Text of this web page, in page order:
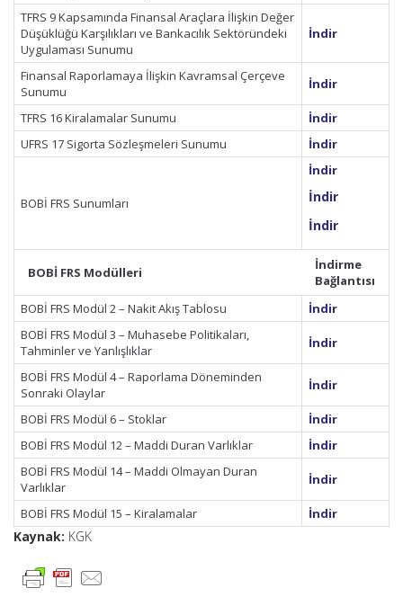
TFRS 9 Kapsamında Finansal Araçlara İlişkin Değer
Düşüklüğü Karşılıkları ve Bankacılık Sektöründeki
Uygulaması Sunumu
İndir
Finansal Raporlamaya İlişkin Kavramsal Çerçeve
Sunumu
İndir
TFRS 16 Kiralamalar Sunumu
İndir
UFRS 17 Sigorta Sözleşmeleri Sunumu
İndir
BOBİ FRS Sunumları
İndir
İndir
İndir
BOBİ FRS Modülleri
İndirme
Bağlantısı
BOBİ FRS Modül 2 – Nakit Akış Tablosu
İndir
BOBİ FRS Modül 3 – Muhasebe Politikaları,
Tahminler ve Yanlışlıklar
İndir
BOBİ FRS Modül 4 – Raporlama Döneminden
Sonraki Olaylar
İndir
BOBİ FRS Modül 6 – Stoklar
İndir
BOBİ FRS Modül 12 – Maddi Duran Varlıklar
İndir
BOBİ FRS Modül 14 – Maddi Olmayan Duran
Varlıklar
İndir
BOBİ FRS Modül 15 – Kiralamalar İndir
Kaynak: KGK